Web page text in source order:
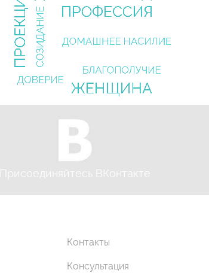
Присоединяйтесь ВКонтакте
Контакты
Консультация